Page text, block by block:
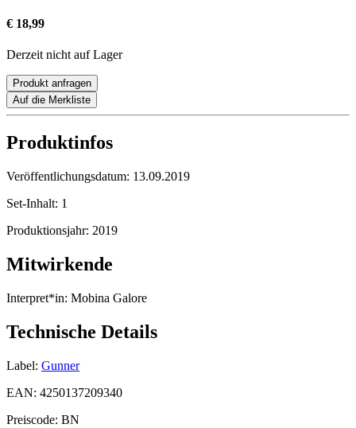
€ 18,99
Derzeit nicht auf Lager
Produkt anfragen
Auf die Merkliste
Produktinfos
Veröffentlichungsdatum: 13.09.2019
Set-Inhalt: 1
Produktionsjahr: 2019
Mitwirkende
Interpret*in: Mobina Galore
Technische Details
Label: Gunner
EAN: 4250137209340
Preiscode: BN